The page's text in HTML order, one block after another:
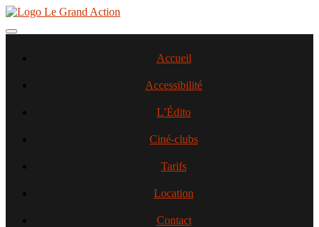
Aller
contenu
Toggle navigation
Accueil
Accessibilité
L’Édito
Ciné-clubs
Tarifs
Location
Contact